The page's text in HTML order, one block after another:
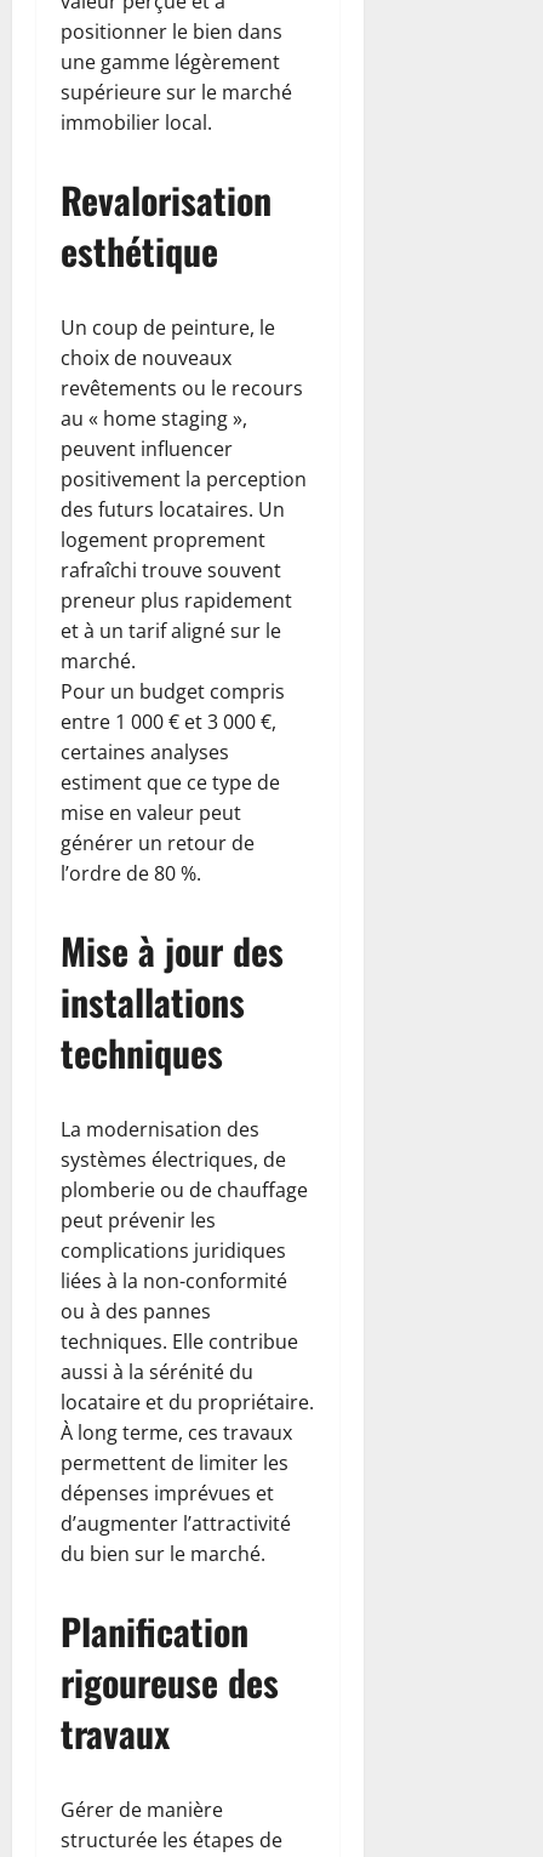
positionner le bien dans
une gamme légèrement
supérieure sur le marché
immobilier local.
Revalorisation
esthétique
Un coup de peinture, le
choix de nouveaux
revêtements ou le recours
au « home staging »,
peuvent influencer
positivement la perception
des futurs locataires. Un
logement proprement
rafraîchi trouve souvent
preneur plus rapidement
et à un tarif aligné sur le
marché.
Pour un budget compris
entre 1 000 € et 3 000 €,
certaines analyses
estiment que ce type de
mise en valeur peut
générer un retour de
l’ordre de 80 %.
Mise à jour des
installations
techniques
La modernisation des
systèmes électriques, de
plomberie ou de chauffage
peut prévenir les
complications juridiques
liées à la non-conformité
ou à des pannes
techniques. Elle contribue
aussi à la sérénité du
locataire et du propriétaire.
À long terme, ces travaux
permettent de limiter les
dépenses imprévues et
d’augmenter l’attractivité
du bien sur le marché.
Planification
rigoureuse des
travaux
Gérer de manière
structurée les étapes de